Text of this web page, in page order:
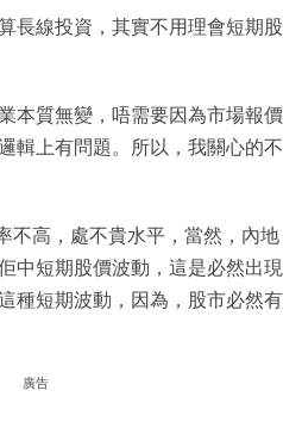
長線投資，其實不用理會短期股
本質無變，唔需要因為市場報價
輯上有問題。所以，我關心的不
不高，處不貴水平，當然，內地
中短期股價波動，這是必然出現
種短期波動，因為，股市必然有
廣告